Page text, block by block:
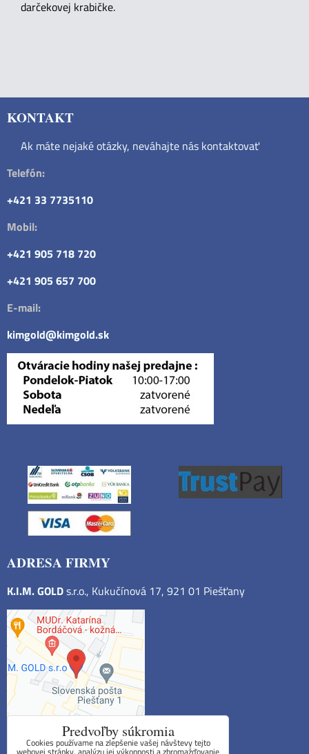
darčekovej krabičke.
KONTAKT
Ak máte nejaké otázky, neváhajte nás kontaktovať
Telefón:
+421 33 7735110
Mobil:
+421 905 718 720
+421 905 657 700
E-mail:
kimgold@kimgold.sk
ADRESA FIRMY
K.I.M. GOLDs.r.o., Kukučínová 17, 921 01 Piešťany
Predvoľby súkromia
Cookies používame na zlepšenie vašej návštevy tejto